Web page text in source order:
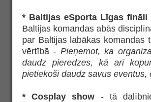
* Baltijas eSporta Līgas
Baltijas komandas abās
par Baltijas labākas komandas
vērtībā - Pieņemot, ka
daudz pieredzes, kā arī
pietiekoši daudz savus
* Cosplay show - tā